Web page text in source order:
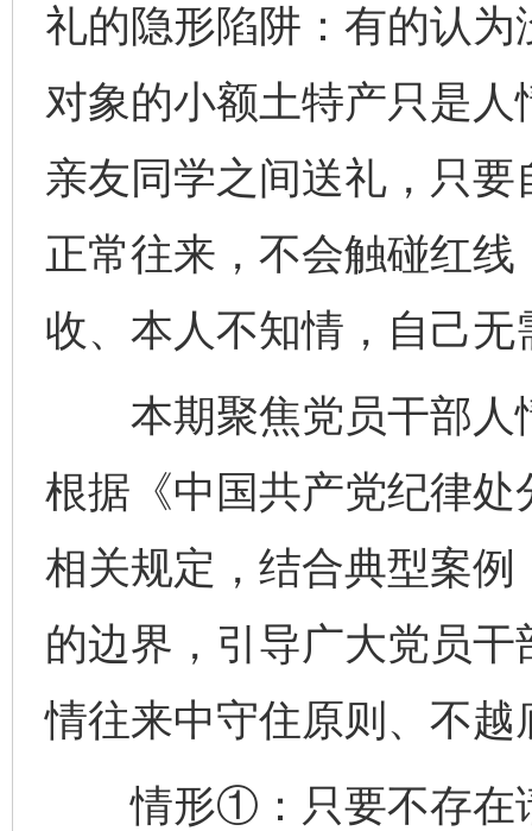
礼的隐形陷阱：有的认
对象的小额土特产只是
亲友同学之间送礼，只
正常往来，不会触碰红
收、本人不知情，自己
本期聚焦党员干部人
根据《中国共产党纪律
相关规定，结合典型案
的边界，引导广大党员
情往来中守住原则、不越
情形①：只要不存在请